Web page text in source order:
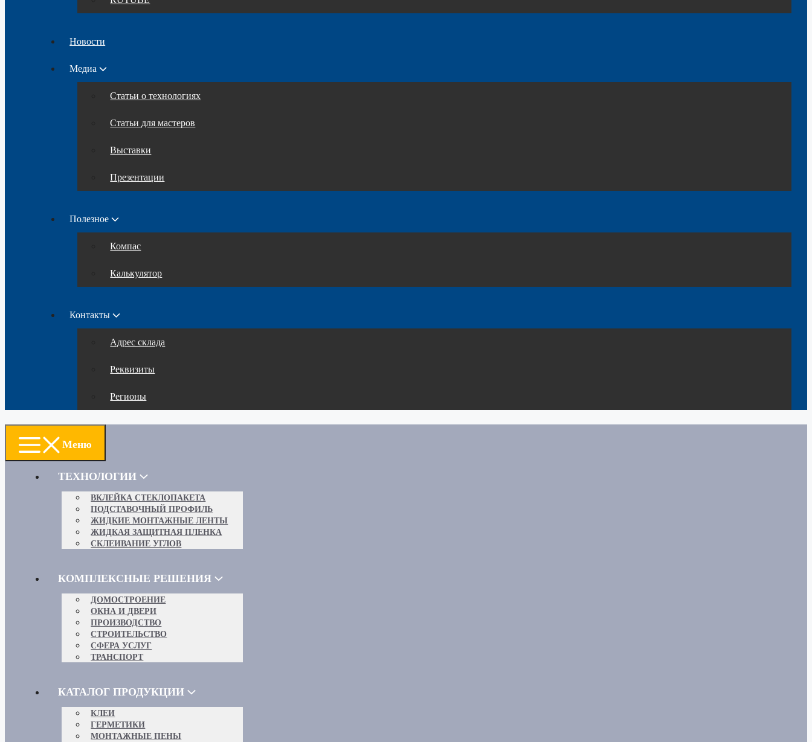
Новости
Медиа
Статьи о технологиях
Статьи для мастеров
Выставки
Презентации
Полезное
Компас
Калькулятор
Контакты
Адрес склада
Реквизиты
Регионы
Меню
ТЕХНОЛОГИИ
ВКЛЕЙКА СТЕКЛОПАКЕТА
ПОДСТАВОЧНЫЙ ПРОФИЛЬ
ЖИДКИЕ МОНТАЖНЫЕ ЛЕНТЫ
ЖИДКАЯ ЗАЩИТНАЯ ПЛЕНКА
СКЛЕИВАНИЕ УГЛОВ
КОМПЛЕКСНЫЕ РЕШЕНИЯ
ДОМОСТРОЕНИЕ
ОКНА И ДВЕРИ
ПРОИЗВОДСТВО
СТРОИТЕЛЬСТВО
СФЕРА УСЛУГ
ТРАНСПОРТ
КАТАЛОГ ПРОДУКЦИИ
КЛЕИ
ГЕРМЕТИКИ
МОНТАЖНЫЕ ПЕНЫ